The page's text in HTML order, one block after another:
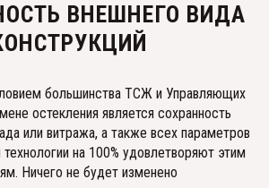
ВНЕШНЕГО ВИДА
большинства ТСЖ и Управляющих
остекления является сохранность
или витража, а также всех параметров
на 100% удовлетворяют этим
Ничего не будет изменено